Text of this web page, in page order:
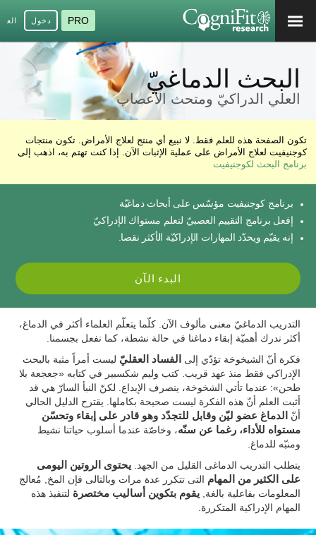
PRO دخول
البحث الدماغيّ
العلي الدراكيّ ومتحث الأعصاب
تكون الصفحة هذه للعلم فقط. لا نبيع أي منتج لعلاج الأمراض. تكون منتجات
كوجنيفيت لعلاج الأمراض على عملية الإثبات الآن. إذا كنت تهتم به، اذهب إلى
برنامج البحث لكوجنيفيت
برنامج كوجنيفيت مؤسّس على أبحاث دماغيّة
إفعل برنامج التقييم العصبيّ لتعلم مستواك الإدراكيّ
إنه يقيّم ويحدّد المهارات الإدراكيّة الأكثر نقصا.
البدء الآن
التدريب الدماغيّ معنى مألوف الآن. كلّما يتعلّم العلماء أكثر في الدماغ،
أكثر ندرك أهميّة إبقاء دماغنا في حالة نشطة، كما نفعل بجسمنا.
فكرة أنّ الشيخوخة تؤدّي إلى
الفساد العقليّ ليست أمراً مثبة بالبحث
الإدراكي فقط منذ عهد قريب. كتب وليم شكسبير في كتابه «جعجعة بلا
طحن»: عندما تأتي الشخوخة، ينصرف الإبداع. لكنّ النبأ السارّ هي قد
أثبت العلم أنّ هذه الفكرة ليست صحيحة بكاملها. يقترح الدليل الحالي
أنّ الدماغ عضو ليّن وقابل للتجدّد وهو قادر على إبقاء وتحسّن
مستواه للأداء، رغما عن سنّه، وخاصّة عندما أسلوب حياتنا نشيط
ومنبّه للدماغ.
يتطلب التدريب الدماغى القليل من الجهد.يحتوى الروتين اليومى
على الكثير من المهام التى تتكرر عدة مرات وبالتالى فإن المخ, مُعالج
المعلومات بفاعلية بالغة,يقوم بتكوين أساليب مختصرة لتنفيذ هذه
المهام الإدراكية المتكررة.